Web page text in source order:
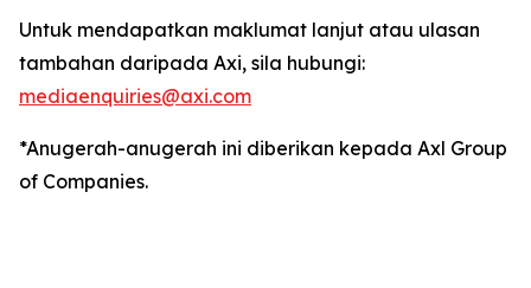
Untuk mendapatkan maklumat lanjut atau ulasan
tambahan daripada Axi, sila hubungi:
mediaenquiries@axi.com
*Anugerah-anugerah ini diberikan kepada Axl Group
of Companies.